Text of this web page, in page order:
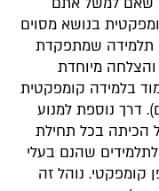
בנושא מסוים
תלמידה שמתפקדת
מיוחדת
בלמידה קומפקטית
דרך נוספת למנוע
הכיתה בכל תחילת
שהנם בעלי
קומפקטי. נוהל זה